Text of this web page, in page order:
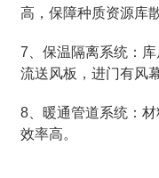
高，保障种质资源库
7、保温隔离系统：
流送风板，进门有风
8、暖通管道系统：
效率高。